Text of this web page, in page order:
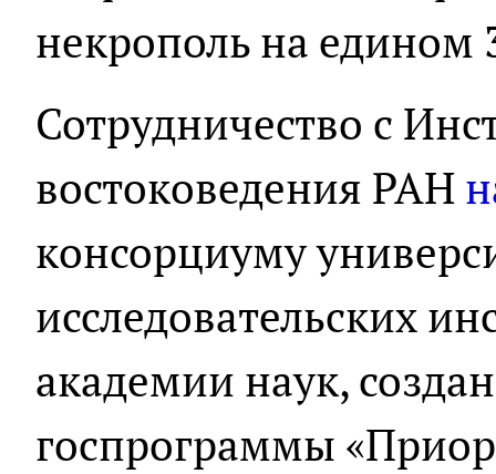
некрополь на едином
Сотрудничество с
востоковедения РАН
консорциуму
исследовательских
академии наук,
госпрограммы